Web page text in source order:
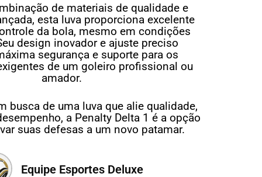
de materiais de qualidade e
esta luva proporciona excelente
da bola, mesmo em condições
design inovador e ajuste preciso
segurança e suporte para os
de um goleiro profissional ou
amador.
busca de uma luva que alie qualidade,
a Penalty Delta 1 é a opção
suas defesas a um novo patamar.
Equipe Esportes Deluxe